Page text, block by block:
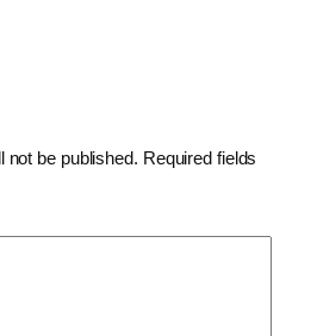
not be published. Required fields